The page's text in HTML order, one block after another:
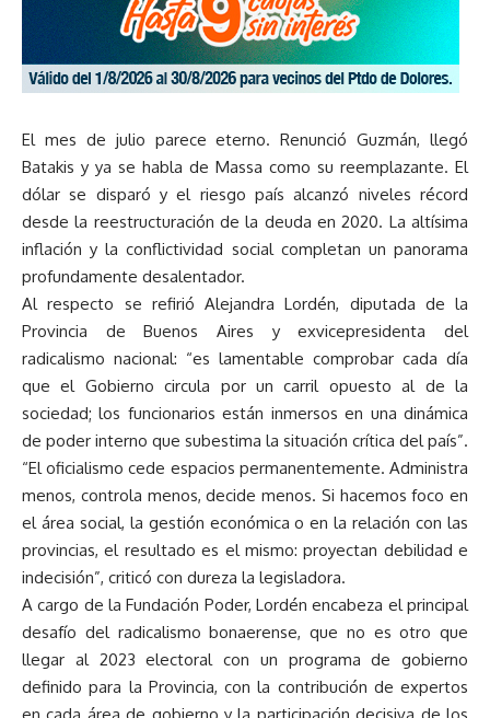
El mes de julio parece eterno. Renunció Guzmán, llegó
Batakis y ya se habla de Massa como su reemplazante. El
dólar se disparó y el riesgo país alcanzó niveles récord
desde la reestructuración de la deuda en 2020. La altísima
inflación y la conflictividad social completan un panorama
profundamente desalentador.
Al respecto se refirió Alejandra Lordén, diputada de la
Provincia de Buenos Aires y exvicepresidenta del
radicalismo nacional: “es lamentable comprobar cada día
que el Gobierno circula por un carril opuesto al de la
sociedad; los funcionarios están inmersos en una dinámica
de poder interno que subestima la situación crítica del país”.
“El oficialismo cede espacios permanentemente. Administra
menos, controla menos, decide menos. Si hacemos foco en
el área social, la gestión económica o en la relación con las
provincias, el resultado es el mismo: proyectan debilidad e
indecisión”, criticó con dureza la legisladora.
A cargo de la Fundación Poder, Lordén encabeza el principal
desafío del radicalismo bonaerense, que no es otro que
llegar al 2023 electoral con un programa de gobierno
definido para la Provincia, con la contribución de expertos